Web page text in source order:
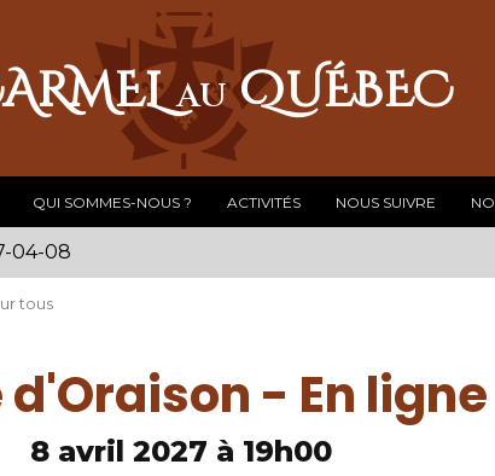
AUQUÉBEC
QUI SOMMES-NOUS ? ACTIVITÉS NOUS SUIVRE
04-08
tous
d'Oraison - En ligne
8 avril 2027 à 19h00